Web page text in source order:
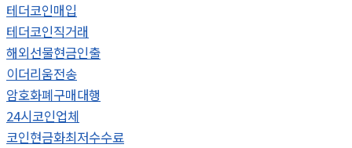
테더코인매입
테더코인직거래
해외선물현금인출
이더리움전송
암호화폐구매대행
24시코인업체
코인현금화최저수수료